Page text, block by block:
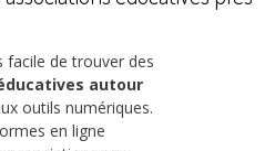
facile de trouver des
autour
outils numériques.
en ligne